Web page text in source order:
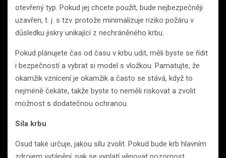
otevřený typ. Pokud jej chcete použít, bude nejbezpečněji
uzavřen, t. j. s tzv. protože minimalizuje riziko požáru v
důsledku jiskry unikající z nechráněného krbu.
Pokud plánujete čas od času v krbu udit, měli byste se řídit
i bezpečností a vybrat si model s vložkou. Pamatujte, že
okamžik vznícení je okamžik a často se stává, když to
nejméně čekáte, takže byste to neměli riskovat a zvolit
možnost s dodatečnou ochranou.
Síla krbu
Osud také určuje, jakou sílu zvolit. Pokud bude krb hlavním